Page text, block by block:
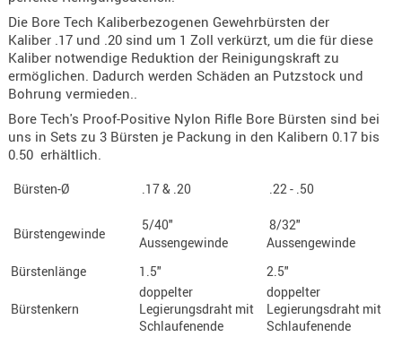
UND
BÜRSTEN
PATCHES
UND
Die Bore Tech Kaliberbezogenen Gewehrbürsten der
Kaliber .17 und .20 sind um 1 Zoll verkürzt, um die für diese
Kaliber notwendige Reduktion der Reinigungskraft zu
ermöglichen. Dadurch werden Schäden an Putzstock und
Bohrung vermieden..
Bore Tech's Proof-Positive Nylon Rifle Bore Bürsten sind bei
uns in Sets zu 3 Bürsten je Packung in den Kalibern 0.17 bis
0.50 erhältlich.
Bürsten-Ø .17 & .20 .22 - .50
Bürstengewinde
5/40"
Aussengewinde
8/32"
Aussengewinde
Bürstenlänge
1.5" 2.5"
Bürstenkern
doppelter
Legierungsdraht mit
Schlaufenende
doppelter
Legierungsdraht mit
Schlaufenende